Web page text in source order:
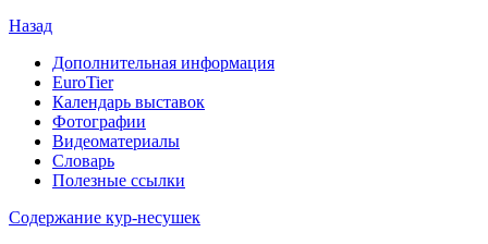
Назад
Дополнительная информация
EuroTier
Календарь выставок
Фотографии
Видеоматериалы
Словарь
Полезные ссылки
Содержание кур-несушек